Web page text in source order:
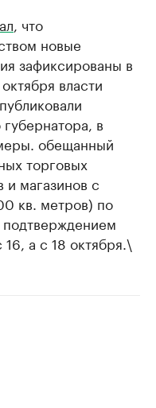
, что
новые
зафиксированы в
власти
в
обещанный
торговых
и магазинов с
кв. метров) по
а с 18 октября.\